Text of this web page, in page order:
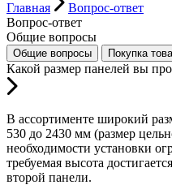
Главная
Вопрос-ответ
Вопрос-ответ
Общие вопросы
Общие вопросы Покупка
Какой размер панелей вы
В ассортименте широкий
530 до 2430 мм (размер
необходимости установки
требуемая высота
второй панели.